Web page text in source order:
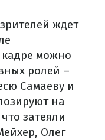
ждет
можно
ролей –
Самаеву и
на
затеяли
Олег